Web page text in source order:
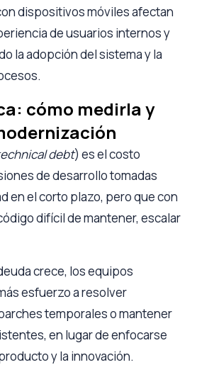
dispositivos móviles afectan
de usuarios internos y
la adopción del sistema y la
cómo medirla y
debt) es el costo
de desarrollo tomadas
en el corto plazo, pero que con
difícil de mantener, escalar
crece, los equipos
esfuerzo a resolver
temporales o mantener
en lugar de enfocarse
y la innovación.